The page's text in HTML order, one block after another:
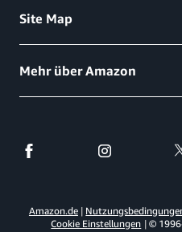
Site Map
Mehr über Amazon
Amazon.de
Cookie Einstellungen
©